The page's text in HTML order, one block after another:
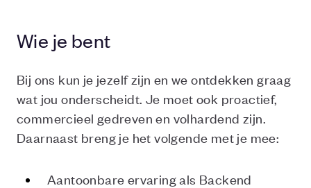
Wie je bent
Bij ons kun je jezelf zijn en we ontdekken graag
wat jou onderscheidt. Je moet ook proactief,
commercieel gedreven en volhardend zijn.
Daarnaast breng je het volgende met je mee:
Aantoonbare ervaring als Backend